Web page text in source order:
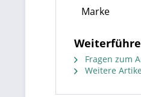
Marke
Fragen zum
Weitere